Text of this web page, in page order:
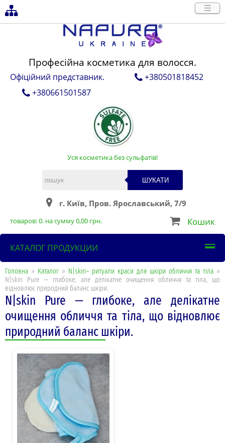
Професійна косметика для волосся.
Офіційний представник.
+380501818452
+380661501587
Уся косметика без сульфатів!
ШУКАТИ
г. Київ, Пров. Ярославський, 7/9
товаров:0. на сумму0,00 грн. Кошик
КАТАЛОГ ПРОДУКЦИИ
Головна » Каталог » N|skin– ритуали краси для шкіри обличчя та тіла »
N|skin Pure — глибоке, але делікатне очищення обличчя та тіла, що
відновлює природний баланс шкіри.
N|skin Pure — глибоке, але делікатне
очищення обличчя та тіла, що відновлює
природний баланс шкіри.